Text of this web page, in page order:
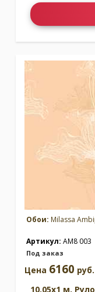
Обои: Milassa
Артикул: AM8 003
Под заказ
Цена 6160 руб.
10.05x1 м.